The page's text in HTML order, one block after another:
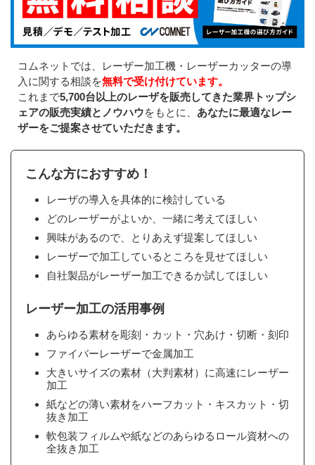
コムネットでは、レーザー加工機・レーザーカッターの導
入に関する相談を無料で受け付けています。
これまで5,700台以上のレーザを販売してきた業界トップシ
ェアの販売実績とノウハウをもとに、 あなたに最適なレー
ザーをご提案させていただきます。
こんな方におすすめ！
レーザの導入を具体的に検討している
どのレーザーがよいか、一緒に考えてほしい
興味があるので、とりあえず提案してほしい
レーザーで加工しているところを見せてほしい
自社製品がレーザー加工できるか試してほしい
レーザー加工の活用事例
あらゆる素材を彫刻・カット・穴あけ・切断・刻印
ファイバーレーザーで金属加工
大きいサイズの素材（大判素材）に高速にレーザー
加工
紙などの薄い素材をハーフカット・キスカット・切
抜き加工
軟包装フィルムや紙などのあらゆるロール資材への
全抜き加工